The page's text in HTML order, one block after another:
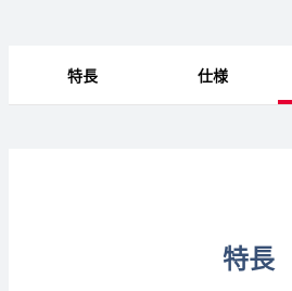
特長 仕様
特長